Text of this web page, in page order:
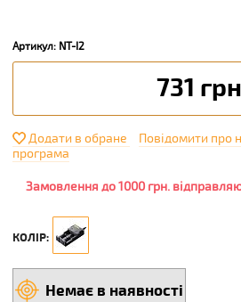
Артикул: NT-I2
731
Додати в обране Повідомити про
програма
Замовлення до 1000 грн.
КОЛІР:
Немає в наявності